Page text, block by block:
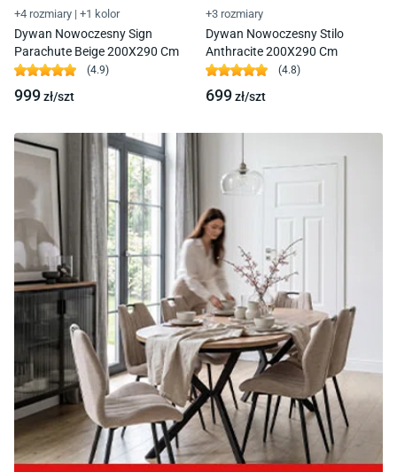
+4 rozmiary | +1 kolor
Dywan Nowoczesny Sign
Parachute Beige 200X290 Cm
(4.9)
999zł/szt
+3 rozmiary
Dywan Nowoczesny Stilo
Anthracite 200X290 Cm
(4.8)
699zł/szt